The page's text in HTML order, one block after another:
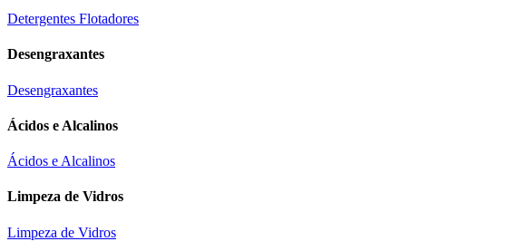
Detergentes Flotadores
Desengraxantes
Desengraxantes
Ácidos e Alcalinos
Ácidos e Alcalinos
Limpeza de Vidros
Limpeza de Vidros